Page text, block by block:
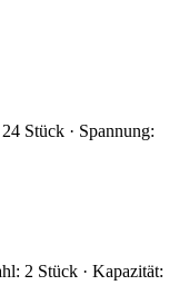
Stück · Spannung:
2 Stück · Kapazität: